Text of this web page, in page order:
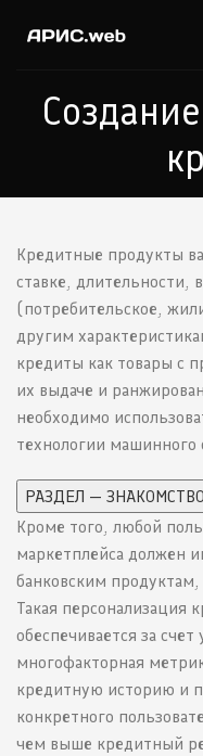
Кредитные продукты
ставке, длительности,
(потребительское,
другим
кредиты как товары с
их выдаче и
необходимо
технологии машинного
РАЗДЕЛ —
Кроме того, любой
маркетплейса должен
банковским
Такая персонализация
обеспечивается за
многофакторная
кредитную историю и
конкретного
чем выше кредитный